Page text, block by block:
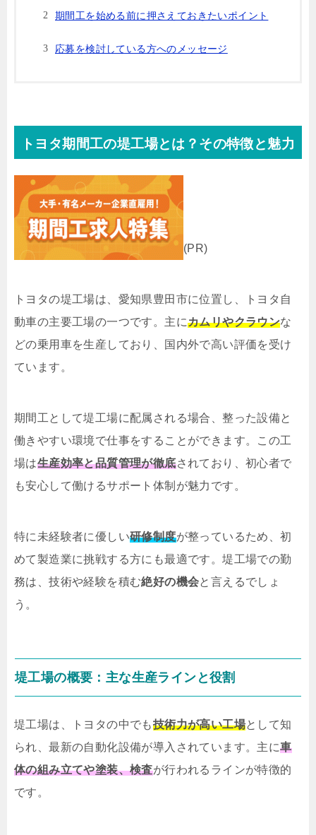
期間工を始める前に押さえておきたいポイント
応募を検討している方へのメッセージ
トヨタ期間工の堤工場とは？その特徴と魅力
(PR)
トヨタの堤工場は、愛知県豊田市に位置し、トヨタ自
動車の主要工場の一つです。主にカムリやクラウンな
どの乗用車を生産しており、国内外で高い評価を受け
ています。
期間工として堤工場に配属される場合、整った設備と
働きやすい環境で仕事をすることができます。この工
場は生産効率と品質管理が徹底されており、初心者で
も安心して働けるサポート体制が魅力です。
特に未経験者に優しい研修制度が整っているため、初
めて製造業に挑戦する方にも最適です。堤工場での勤
務は、技術や経験を積む絶好の機会と言えるでしょ
う。
堤工場の概要：主な生産ラインと役割
堤工場は、トヨタの中でも技術力が高い工場として知
られ、最新の自動化設備が導入されています。主に車
体の組み立てや塗装、検査が行われるラインが特徴的
です。